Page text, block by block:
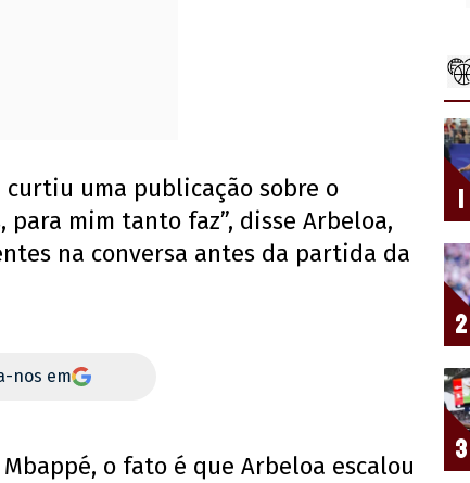
curtiu uma publicação sobre o
mim tanto faz”, disse Arbeloa,
na conversa antes da partida da
nos em
o fato é que Arbeloa escalou
1
2
3